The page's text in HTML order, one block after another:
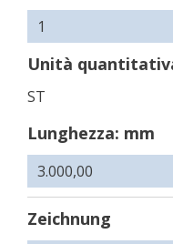
Unità
ST
Lunghezza: mm
Zeichnung